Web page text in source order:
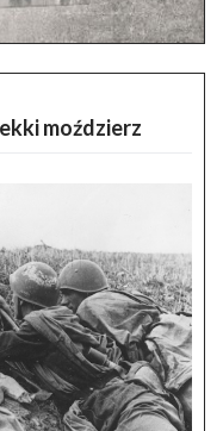
moździerz